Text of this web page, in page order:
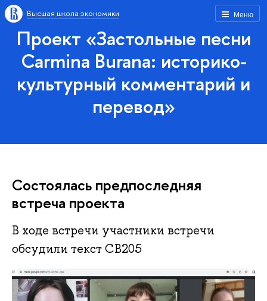
Меню
Высшая школа экономики
Проект «Застольные песни
Carmina Burana: историко-
культурный комментарий и
перевод»
Состоялась предпоследняя
встреча проекта
В ходе встречи участники встречи
обсудили текст CB205